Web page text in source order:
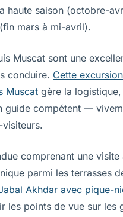
haute saison (octobre-
mars à mi-avril).
Muscat sont une
conduire. Cette excursion
Muscat gère la logistique,
guide compétent —
comprenant une visite
parmi les terrasses
Akhdar avec pique-
les points de vue sur les